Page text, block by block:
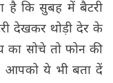
है कि सुबह में बैटरी
देखकर थोड़ी देर के
का सोचे तो फोन की
आपको ये भी बता दें